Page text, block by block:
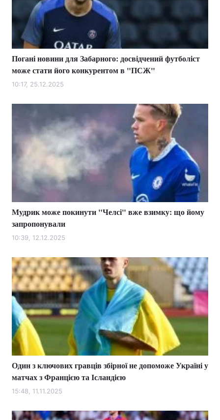
Погані новини для Забарного: досвідчений футболіст
може стати його конкурентом в "ПСЖ"
10:17, 25.12.2025
Мудрик може покинути "Челсі" вже взимку: що йому
запропонували
10:39, 12.12.2025
Один з ключових гравців збірної не допоможе Україні у
матчах з Францією та Ісландією
15:48, 11.11.2025